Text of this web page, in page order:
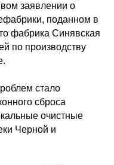
заявлении о
поданном в
фабрика Синявская
по производству
стало
сброса
очистные
Черной и